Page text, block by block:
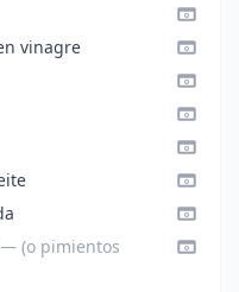
vinagre
— (o pimientos